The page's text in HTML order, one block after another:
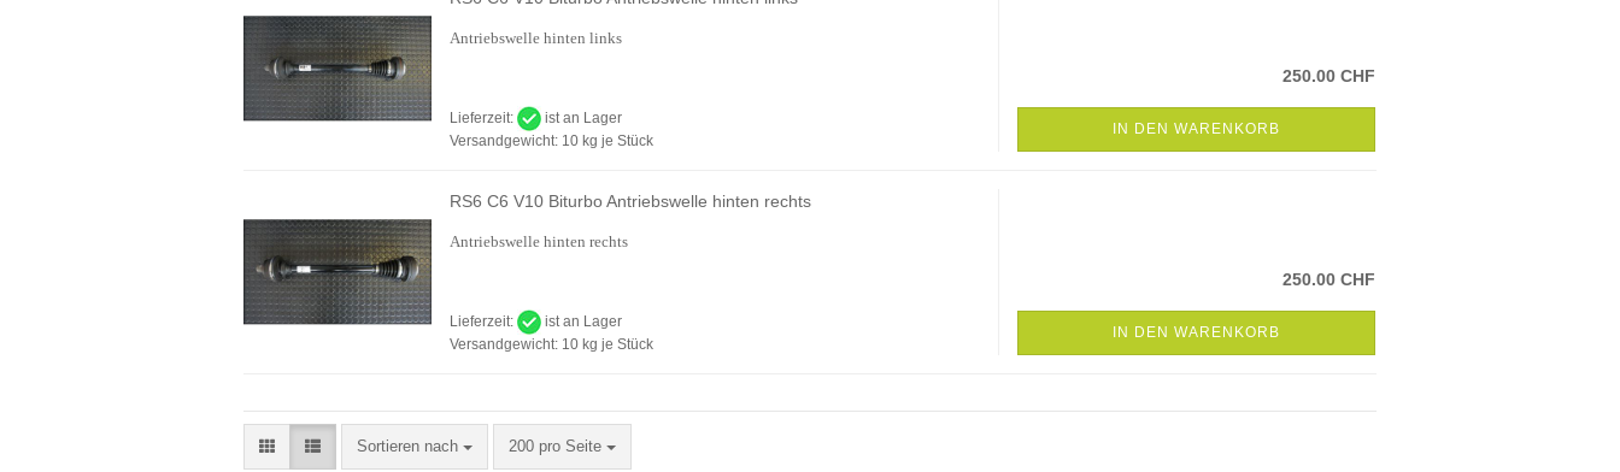
Antriebswelle hinten links
Lieferzeit:
ist an Lager
Versandgewicht: 10 kg je Stück
250.00 CHF
IN DEN WARENKORB
RS6 C6 V10 Biturbo Antriebswelle hinten rechts
Antriebswelle hinten rechts
Lieferzeit:
ist an Lager
Versandgewicht: 10 kg je Stück
250.00 CHF
IN DEN WARENKORB
Sortieren nach
Sortieren nach 200 pro Seite
pro Seite